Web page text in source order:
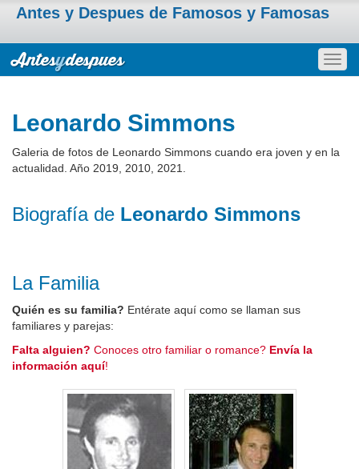
Antes y Despues de Famosos y Famosas
Leonardo Simmons
Galeria de fotos de Leonardo Simmons cuando era joven y en la
actualidad. Año 2019, 2010, 2021.
Biografía de Leonardo Simmons
La Familia
Quién es su familia? Entérate aquí como se llaman sus
familiares y parejas:
Falta alguien? Conoces otro familiar o romance? Envía la
información aquí!